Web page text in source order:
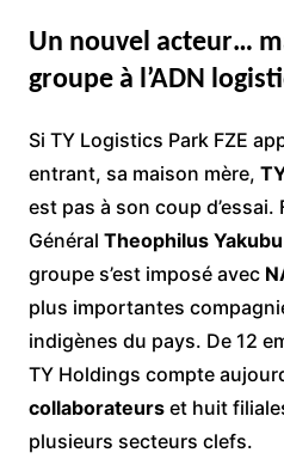
Un nouvel acteur…
groupe à l’ADN
Si TY Logistics Park FZE
entrant, sa maison mère,
est pas à son coup d’essai.
Général Theophilus
groupe s’est imposé avec
plus importantes
indigènes du pays. De 12
TY Holdings compte
collaborateurset huit
plusieurs secteurs clefs.